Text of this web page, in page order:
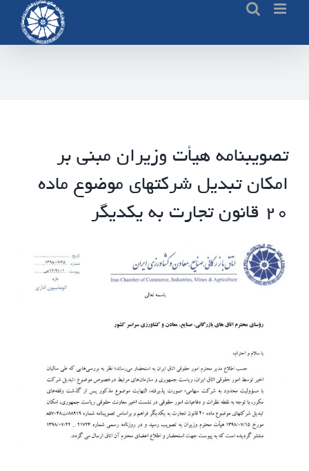
content
تصویبنامه هیأت وزیران مبنی بر
امکان تبدیل شرکتهای موضوع ماده
۲۰ قانون تجارت به یکدیگر